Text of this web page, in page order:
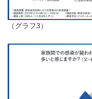
（グラフ3）